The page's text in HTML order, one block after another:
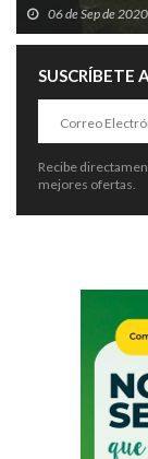
06 de Sep de 2020
SUSCRÍBETE
Recibe
mejores ofertas.